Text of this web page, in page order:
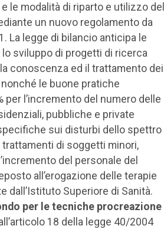
le modalità di riparto e utilizzo del
un nuovo regolamento da
La legge di bilancio anticipa le
sviluppo di progetti di ricerca
conoscenza ed il trattamento dei
le buone pratiche
l’incremento del numero delle
pubbliche e private
sui disturbi dello spettro
di soggetti minori,
del personale del
all’erogazione delle terapie
dall’Istituto Superiore di Sanità.
per le tecniche procreazione
18 della legge 40/2004